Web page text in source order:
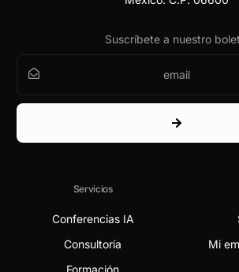
Suscríbete a nuestro
Servicios
Conferencias IA
Consultoría
Mi